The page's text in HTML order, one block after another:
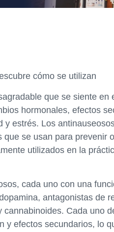
cómo se utilizan
que se siente en
hormonales, efectos
y estrés. Los
se usan para prevenir
utilizados en la
cada uno con una
antagonistas de
Cada uno
y efectos secundarios, lo